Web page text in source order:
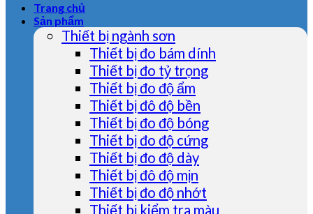
Trang chủ
Sản phẩm
Thiết bị ngành sơn
Thiết bị đo bám dính
Thiết bị đo tỷ trọng
Thiết bị đo độ ẩm
Thiết bị đô độ bền
Thiết bị đo độ bóng
Thiết bị đo độ cứng
Thiết bị đo độ dày
Thiết bị đô độ mịn
Thiết bị đo độ nhớt
Thiết bị kiểm tra màu